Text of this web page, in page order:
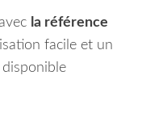
la référence
facile et un